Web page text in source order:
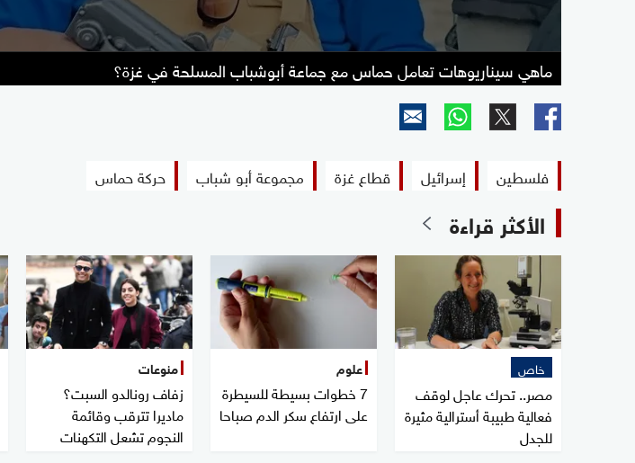
ماهي سيناريوهات تعامل حماس مع جماعة أبوشباب المسلحة في غزة؟
فلسطين إسرائيل قطاع غزة مجموعة أبو شباب حركة حماس
الأكثر قراءة
خاص
مصر.. تحرك عاجل لوقف
فعالية طبيبة أسترالية مثيرة
للجدل
علوم
7 خطوات بسيطة للسيطرة
على ارتفاع سكر الدم صباحا
منوعات
زفاف رونالدو السبت؟
ماديرا تترقب وقائمة
النجوم تشعل التكهنات